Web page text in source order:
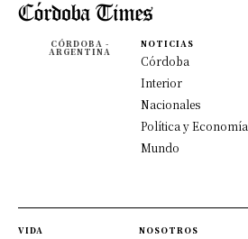
CÓRDOBA -
ARGENTINA
NOTICIAS
Córdoba
Interior
Nacionales
Política y Economía
Mundo
VIDA NOSOTROS